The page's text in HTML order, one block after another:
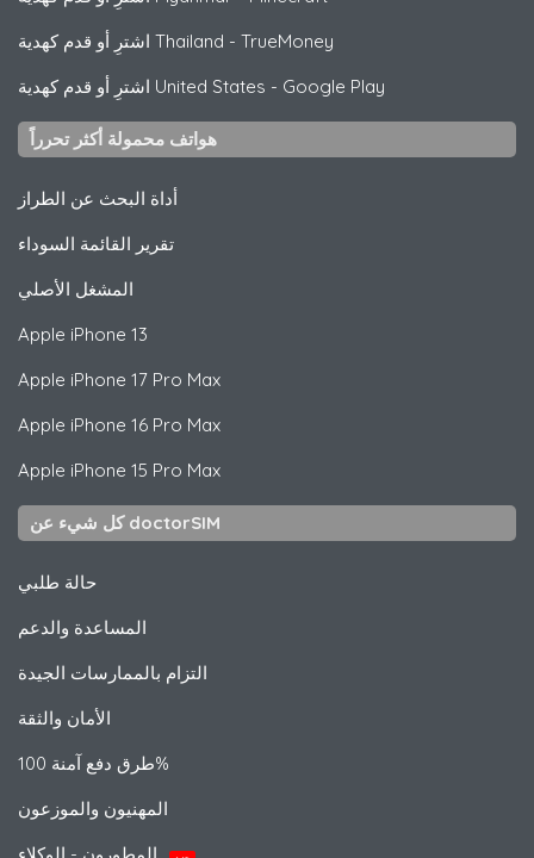
اشترِ أو قدم كهدية Thailand - TrueMoney
اشترِ أو قدم كهدية United States - Google Play
هواتف محمولة أكثر تحرراً
أداة البحث عن الطراز
تقرير القائمة السوداء
المشغل الأصلي
Apple iPhone 13
Apple iPhone 17 Pro Max
Apple iPhone 16 Pro Max
Apple iPhone 15 Pro Max
كل شيء عن doctorSIM
حالة طلبي
المساعدة والدعم
التزام بالممارسات الجيدة
الأمان والثقة
طرق دفع آمنة 100%
المهنيون والموزعون